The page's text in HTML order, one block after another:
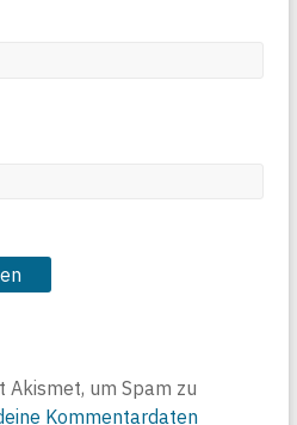
Akismet, um Spam zu
Kommentardaten